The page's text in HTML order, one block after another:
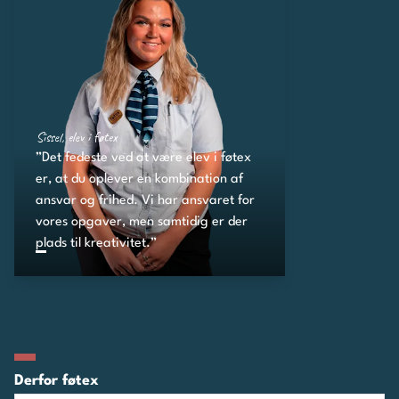
Sissel, elev i føtex
”Det fedeste ved at være elev i føtex
er, at du oplever en kombination af
ansvar og frihed. Vi har ansvaret for
vores opgaver, men samtidig er der
plads til kreativitet.”
Derfor føtex